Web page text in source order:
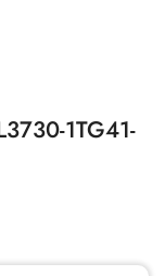
1TG41-